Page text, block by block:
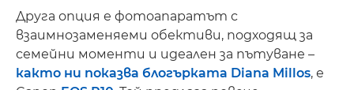
Друга опция е фотоапаратът с
взаимнозаменяеми обективи, подходящ за
семейни моменти и идеален за пътуване –
както ни показва блогърката Diana Millos, е